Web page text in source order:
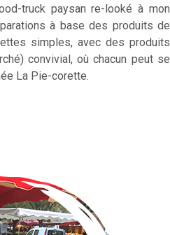
truck paysan re-looké à mon
à base des produits de
simples, avec des produits
convivial, où chacun peut se
La Pie-corette.